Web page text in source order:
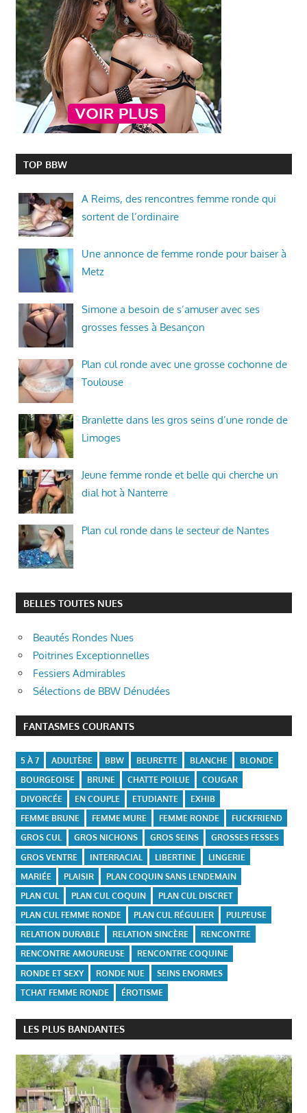
TOP BBW
A Reims, des rencontres femme ronde qui
sortent de l’ordinaire
Une annonce de femme ronde pour baiser à
Metz
Simone a besoin de s’amuser avec ses
grosses fesses à Besançon
Plan cul ronde avec une grosse cochonne de
Toulouse
Branlette dans les gros seins d’une ronde de
Limoges
Jeune femme ronde et belle qui cherche un
dial hot à Nanterre
Plan cul ronde dans le secteur de Nantes
BELLES TOUTES NUES
Beautés Rondes Nues
Poitrines Exceptionnelles
Fessiers Admirables
Sélections de BBW Dénudées
FANTASMES COURANTS
5 À 7 ADULTÈRE BBW BEURETTE BLANCHE
BLONDE
BOURGEOISE
BRUNE CHATTE POILUE
COUGAR
DIVORCÉE
EN COUPLE ETUDIANTE
EXHIB
FEMME BRUNE
FEMME MURE FEMME RONDE
FUCKFRIEND
GROS CUL
GROS NICHONS GROS SEINS
GROSSES FESSES
GROS VENTRE
INTERRACIAL LIBERTINE
LINGERIE
MARIÉE
PLAISIR
PLAN COQUIN SANS LENDEMAIN
PLAN CUL
PLAN CUL COQUIN
PLAN CUL DISCRET
PLAN CUL FEMME RONDE
PLAN CUL RÉGULIER
PULPEUSE
RELATION DURABLE
RELATION SINCÈRE
RENCONTRE
RENCONTRE AMOUREUSE
RENCONTRE COQUINE
RONDE ET SEXY
RONDE NUE
SEINS ENORMES
TCHAT FEMME RONDE
ÉROTISME
LES PLUS BANDANTES